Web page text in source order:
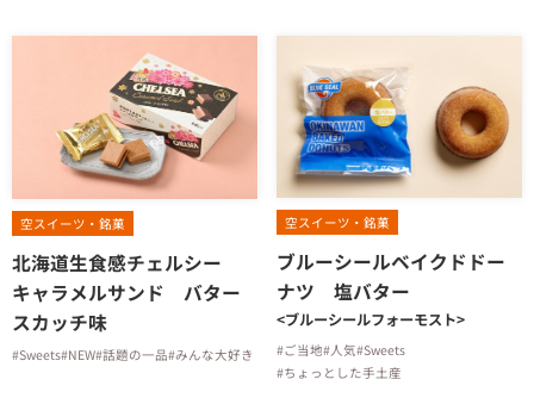
空スイーツ・銘菓
北海道生食感チェルシー
キャラメルサンド バター
スカッチ味
#Sweets#NEW#話題の一品#みんな大好き
空スイーツ・銘菓
ブルーシールベイクドドー
ナツ 塩バター
<ブルーシールフォーモスト>
#ご当地#人気#Sweets
#ちょっとした手土産